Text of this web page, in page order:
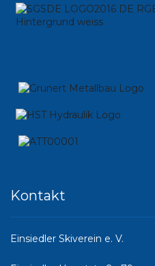
Kontakt
Einsiedler Skiverein e. V.